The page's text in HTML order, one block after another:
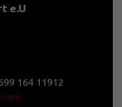
e.U
164 11912